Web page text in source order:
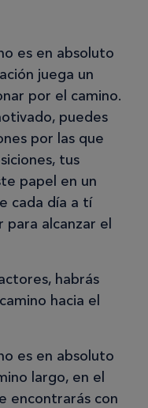
es en absoluto
juega un
por el camino.
puedes
por las que
tus
papel en un
cada día a tí
para alcanzar el
habrás
hacia el
es en absoluto
largo, en el
encontrarás con